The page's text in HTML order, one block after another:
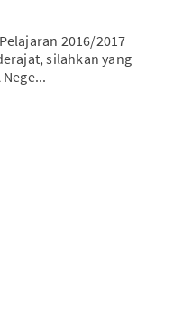
2016/2017
silahkan yang